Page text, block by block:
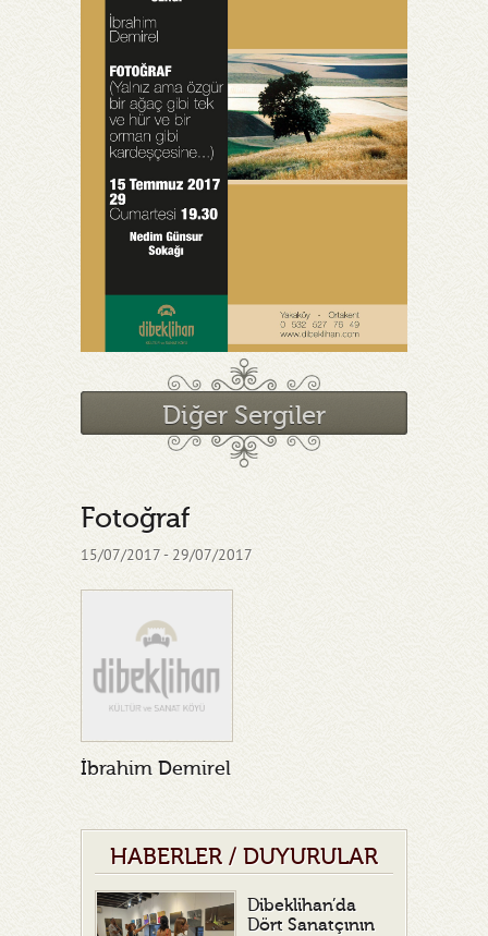
Diğer Sergiler
Fotoğraf
15/07/2017 - 29/07/2017
İbrahim Demirel
HABERLER / DUYURULAR
Dibeklihan’da
Dört Sanatçının